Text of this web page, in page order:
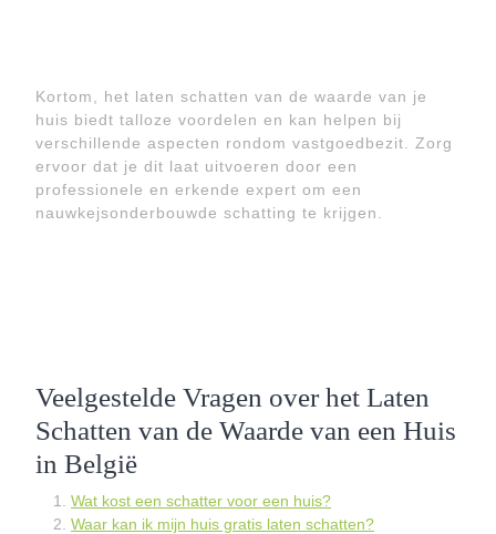
Kortom, het laten schatten van de waarde van je
huis biedt talloze voordelen en kan helpen bij
verschillende aspecten rondom vastgoedbezit. Zorg
ervoor dat je dit laat uitvoeren door een
professionele en erkende expert om een
nauwkejsonderbouwde schatting te krijgen.
Veelgestelde Vragen over het Laten
Schatten van de Waarde van een Huis
in België
Wat kost een schatter voor een huis?
Waar kan ik mijn huis gratis laten schatten?